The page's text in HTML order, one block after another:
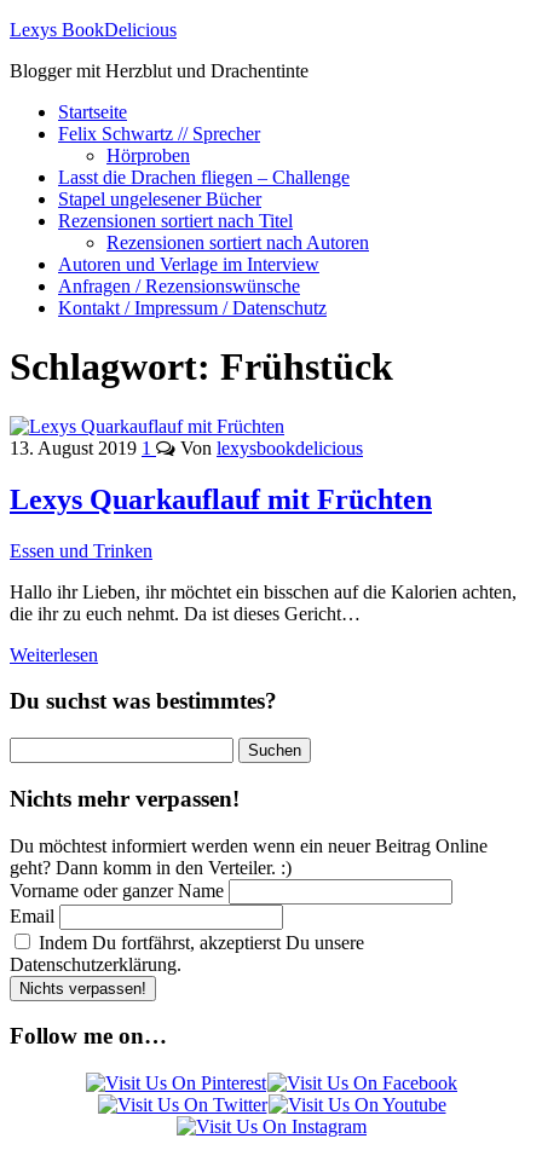
Lexys BookDelicious
Blogger mit Herzblut und Drachentinte
Startseite
Felix Schwartz // Sprecher
Hörproben
Lasst die Drachen fliegen – Challenge
Stapel ungelesener Bücher
Rezensionen sortiert nach Titel
Rezensionen sortiert nach Autoren
Autoren und Verlage im Interview
Anfragen / Rezensionswünsche
Kontakt / Impressum / Datenschutz
Schlagwort: Frühstück
13. August 2019 1 Von lexysbookdelicious
Lexys Quarkauflauf mit Früchten
Essen und Trinken
Hallo ihr Lieben, ihr möchtet ein bisschen auf die Kalorien achten,
die ihr zu euch nehmt. Da ist dieses Gericht…
Weiterlesen
Du suchst was bestimmtes?
nach:
Nichts mehr verpassen!
Du möchtest informiert werden wenn ein neuer Beitrag Online
geht? Dann komm in den Verteiler. :)
Vorname oder ganzer Name
Email
Indem Du fortfährst, akzeptierst Du unsere
Datenschutzerklärung.
Follow me on…